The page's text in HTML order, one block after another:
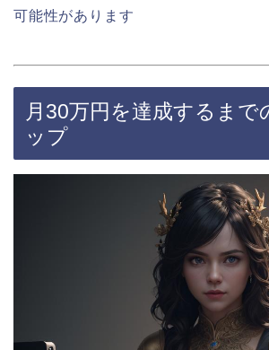
可能性があります
月30万円を達成するまで
ップ